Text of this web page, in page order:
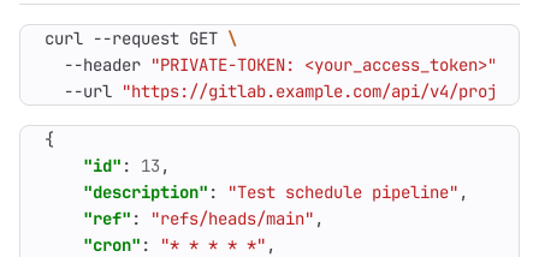
curl --request GET
  --header
"PRIVATE-TOKEN: <your_access_token>"
  --url
"https://gitlab.example.com/api/v4/
{
"id" : 13 ,
"description" : "Test schedule pipeline" ,
"ref" : "refs/heads/main" ,
"cron" : "* * * * *" ,